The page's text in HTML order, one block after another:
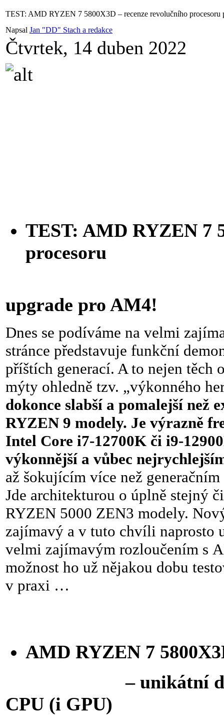
TEST: AMD RYZEN 7 5800X3D – recenze revolučního procesoru
Napsal Jan "DD" Stach a redakce
Čtvrtek, 14 duben 2022
TEST: AMD RYZEN 7
procesoru
upgrade pro AM4!
Dnes se podíváme na velmi
stránce představuje funkční
příštích generací. A to nejen těch
mýty ohledně tzv. „výkonného
dokonce slabší a pomalejší než
RYZEN 9 modely. Je výrazně
Intel Core i7-12700K či i9-
výkonnější a vůbec
až šokujícím více než
Jde architekturou o úplně stejný
RYZEN 5000 ZEN3 modely.
zajímavý a v tuto chvíli naprosto
velmi zajímavým rozloučením s
možnost ho už nějakou dobu
v praxi …
AMD RYZEN 7
– unikátní
CPU (i GPU)